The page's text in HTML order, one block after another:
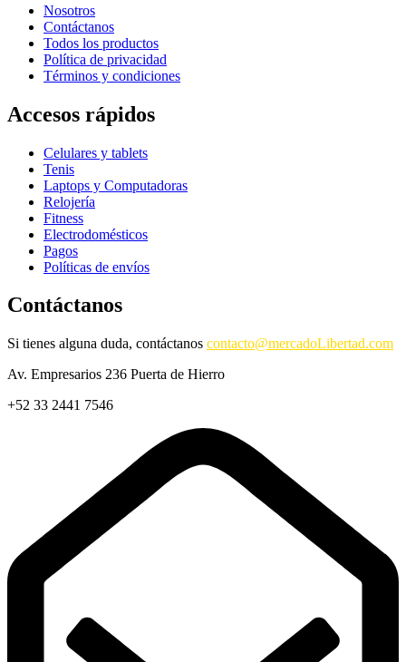
Nosotros
Contáctanos
Todos los productos
Política de privacidad
Términos y condiciones
Accesos rápidos
Celulares y tablets
Tenis
Laptops y Computadoras
Relojería
Fitness
Electrodomésticos
Pagos
Políticas de envíos
Contáctanos
Si tienes alguna duda, contáctanos contacto@mercadoLibertad.com
Av. Empresarios 236 Puerta de Hierro
+52 33 2441 7546